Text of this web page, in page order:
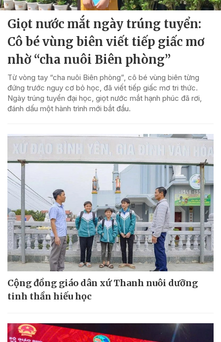
Giọt nước mắt ngày trúng tuyển:
Cô bé vùng biên viết tiếp giấc mơ
nhờ “cha nuôi Biên phòng”
Từ vòng tay “cha nuôi Biên phòng”, cô bé vùng biên từng
đứng trước nguy cơ bỏ học, đã viết tiếp giấc mơ tri thức.
Ngày trúng tuyển đại học, giọt nước mắt hạnh phúc đã rơi,
đánh dấu một hành trình mới bắt đầu.
Cộng đồng giáo dân xứ Thanh nuôi dưỡng
tinh thần hiếu học